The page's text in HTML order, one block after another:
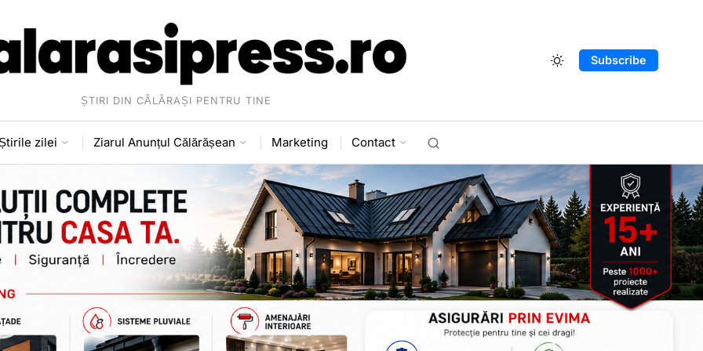
ȘTIRI DIN CĂLĂRAȘI PENTRU TINE
Subscribe
zilei Ziarul Anunțul Călărășean Marketing Contact